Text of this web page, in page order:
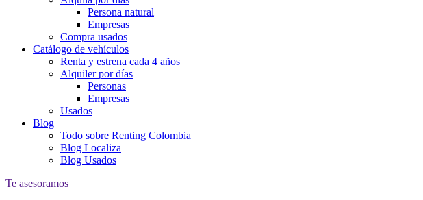
Persona natural
Empresas
Compra usados
Catálogo de vehículos
Renta y estrena cada 4 años
Alquiler por días
Personas
Empresas
Usados
Blog
Todo sobre Renting Colombia
Blog Localiza
Blog Usados
Te asesoramos